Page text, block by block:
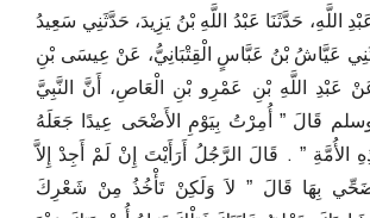
اللَّهِ، حَدَّثَنَا عَبْدُ اللَّهِ بْنُ يَزِيدَ، حَدَّثَنِي سَعِيدُ
عَيَّاشُ بْنُ عَبَّاسٍ الْقِتْبَانِيُّ، عَنْ عِيسَى بْنِ
عَبْدِ اللَّهِ بْنِ عَمْرِو بْنِ الْعَاصِ، أَنَّ النَّبِيَّ
قَالَ ‏”‏ أُمِرْتُ بِيَوْمِ الأَضْحَى عِيدًا جَعَلَهُ
الأُمَّةِ ‏”‏ ‏.‏ قَالَ الرَّجُلُ أَرَأَيْتَ إِنْ لَمْ أَجِدْ إِلاَّ
بِهَا قَالَ ‏”‏ لاَ وَلَكِنْ تَأْخُذُ مِنْ شَعْرِكَ